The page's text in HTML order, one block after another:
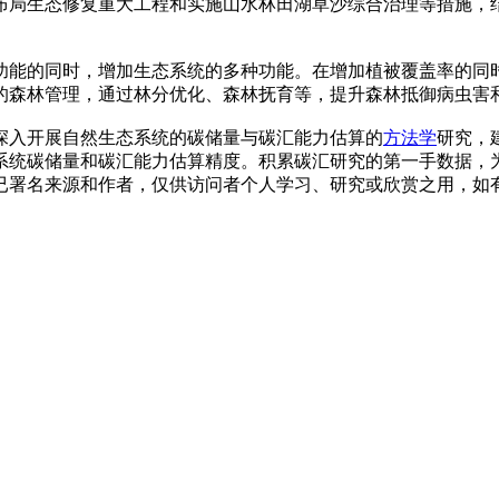
的同时，增加生态系统的多种功能。在增加植被覆盖率的
林管理，通过林分优化、森林抚育等，提升森林抵御病虫
开展自然生态系统的碳储量与碳汇能力估算的方法学研究，
碳储量和碳汇能力估算精度。积累碳汇研究的第一手数据
名来源和作者，仅供访问者个人学习、研究或欣赏之用，